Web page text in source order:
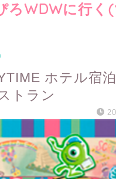
ろWDWに行く
ホテル宿
トラン